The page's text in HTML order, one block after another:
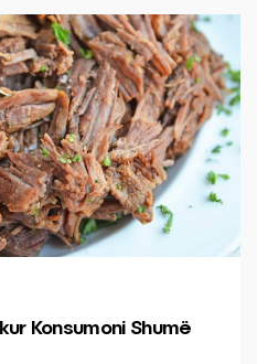
Konsumoni Shumë